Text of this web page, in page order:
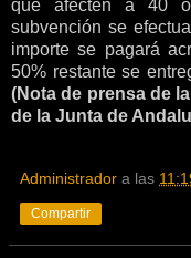
que afecten a 40
subvención se
importe se pagará
50% restante se
(Nota de prensa de
de la Junta de
Administrador a las
Compartir